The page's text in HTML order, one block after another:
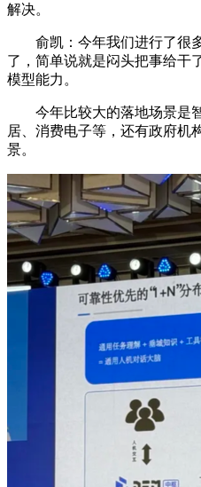
解决。
俞凯：今年我们进行了很多
了，简单说就是闷头把事给干
模型能力。
今年比较大的落地场景是
居、消费电子等，还有政府机
景。